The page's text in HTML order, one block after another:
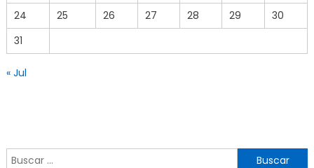
24
25 26 27 28 29
30
31
« Jul
Buscar por: